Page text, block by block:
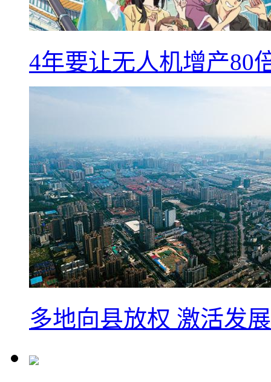
4年要让无人机增产80
多地向县放权 激活发